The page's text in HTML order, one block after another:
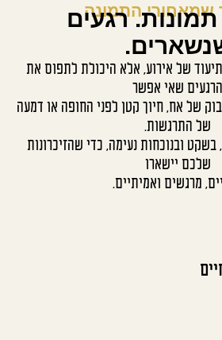
התמונה
רגעים
אירוע, אלא היכולת לתפוס את
שאי אפשר
חיוך קטן לפני החופה או דמעה
נעימה, כדי שהזיכרונות
יישארו
ואמיתיים.